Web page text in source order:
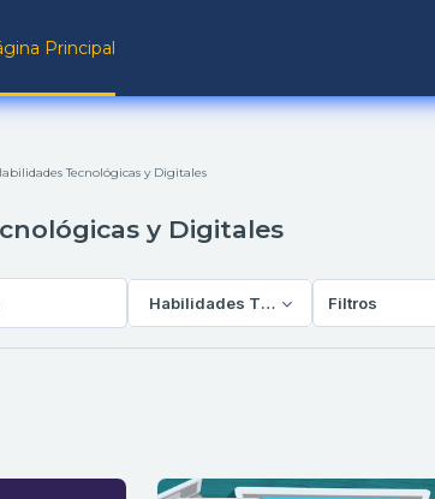
Principal
Tecnológicas y Digitales
y Digitales
Habilidades Tecnológicas y Digitales
Filtros